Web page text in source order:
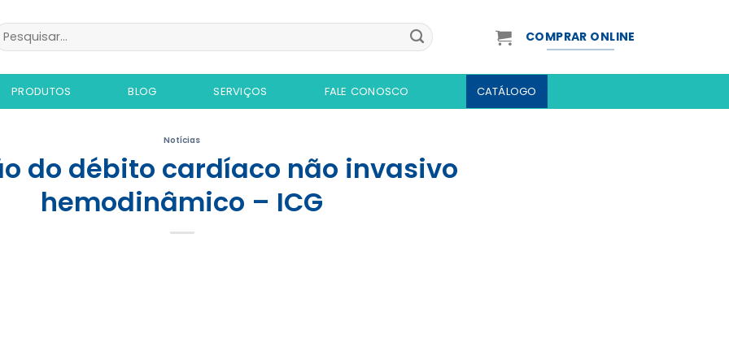
COMPRAR ONLINE
PRODUTOS BLOG SERVIÇOS FALE CONOSCO CATÁLOGO
Notícias
do débito cardíaco não invasivo
hemodinâmico – ICG